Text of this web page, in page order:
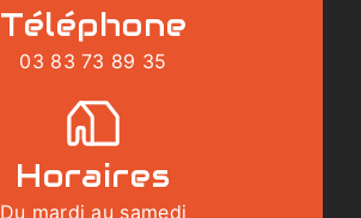
Téléphone
03 83 73 89 35
Horaires
Du mardi au samedi